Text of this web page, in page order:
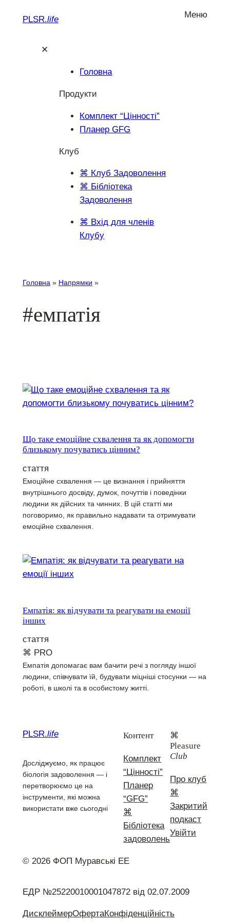
PLSR.life Меню
✕
Головна
Продукти
Комплект “Цінності”
Планер GFG
Клуб
⌘ Клуб Задоволення
⌘ Бібліотека
Задоволення
⌘ Вхід для членів
Клубу
Головна » Напрямки »
#емпатія
Що таке емоційне схвалення та як допомогти
близькому почуватись цінним?
стаття
Емоційне схвалення — це визнання і прийняття
внутрішнього досвіду, думок, почуттів і поведінки
людини як дійсних та чинних. В цій статті ми
поговоримо, як правильно надавати та отримувати
емоційне схвалення.
Емпатія: як відчувати та реагувати на емоції
інших
стаття
⌘ PRO
Емпатія допомагає вам бачити речі з погляду іншої
людини, співчувати їй, будувати міцніші стосунки — на
роботі, в школі та в особистому житті.
PLSR.life
Досліджуємо, як працює
біологія задоволення — і
перетворюємо це на
інструменти, які можна
використати вже сьогодні
Контент
Комплект
“Цінності”
Планер
“GFG”
⌘
Бібліотека
задоволень
⌘
Pleasure
Club
Про клуб
⌘
Закритий
подкаст
Увійти
© 2026 ФОП Муравські ЕЕ
ЕДР №25220010001047872 від 02.07.2009
ДисклеймерОфертаКонфіденційність